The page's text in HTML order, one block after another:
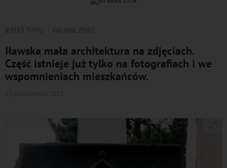
JESTEŚ TUTAJ GALERIE ZDJĘĆ
Iławska mała architektura na zdjęciach.
Część istnieje już tylko na fotografiach i we
wspomnieniach mieszkańców.